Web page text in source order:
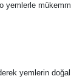
yemlerin